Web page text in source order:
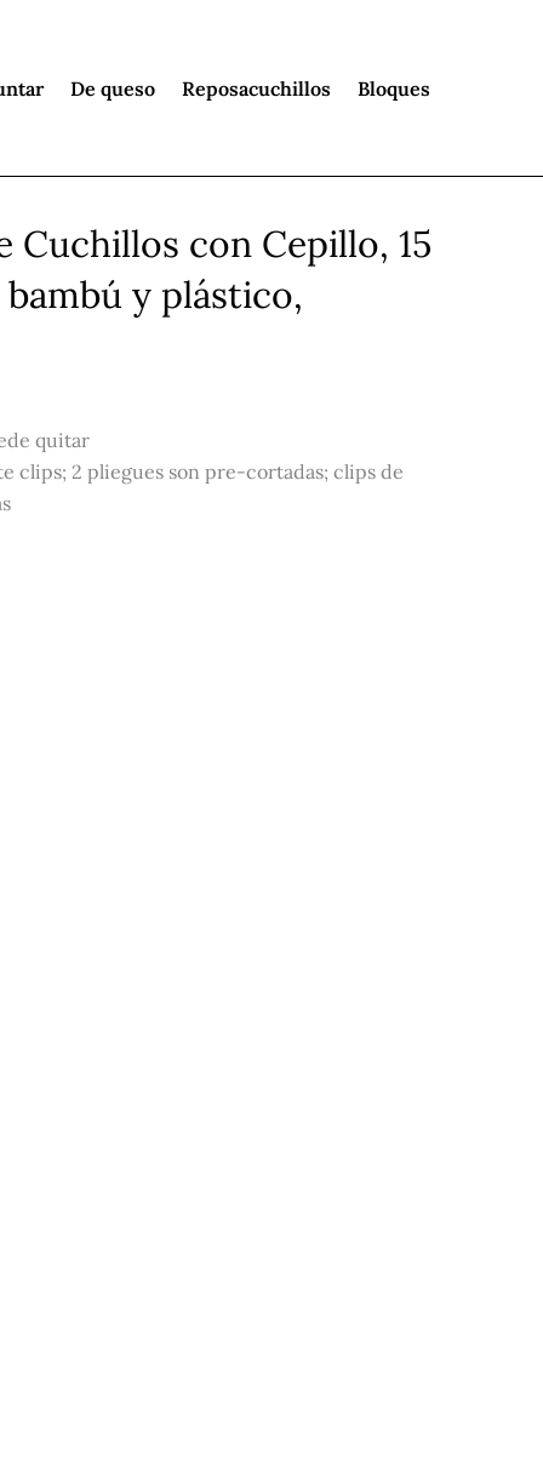
De queso Reposacuchillos Bloques
Cuchillos con Cepillo, 15
y plástico,
quitar
clips; 2 pliegues son pre-cortadas; clips de